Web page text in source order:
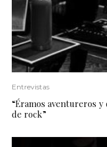
Entrevistas
“Éramos aventureros
de rock”